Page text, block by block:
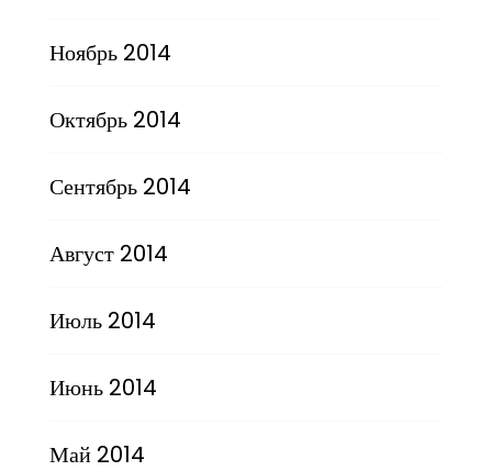
Ноябрь 2014
Октябрь 2014
Сентябрь 2014
Август 2014
Июль 2014
Июнь 2014
Май 2014